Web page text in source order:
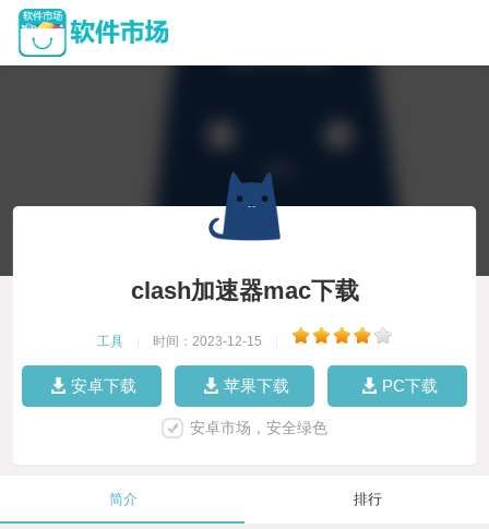
clash加速器mac下载
工具 时间：2023-12-15
安卓下载 苹果下载 PC下载
安卓市场，安全绿色
简介 排行